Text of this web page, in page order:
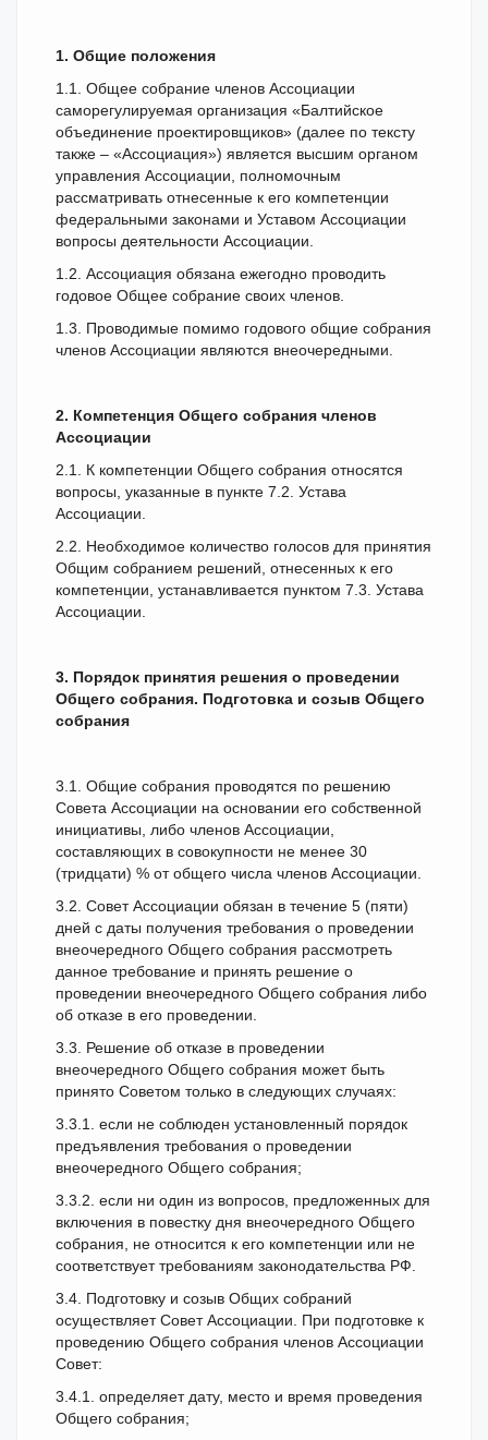
1. Общие положения
1.1. Общее собрание членов Ассоциации
саморегулируемая организация «Балтийское
объединение проектировщиков» (далее по тексту
также – «Ассоциация») является высшим органом
управления Ассоциации, полномочным
рассматривать отнесенные к его компетенции
федеральными законами и Уставом Ассоциации
вопросы деятельности Ассоциации.
1.2. Ассоциация обязана ежегодно проводить
годовое Общее собрание своих членов.
1.3. Проводимые помимо годового общие собрания
членов Ассоциации являются внеочередными.
2. Компетенция Общего собрания членов
Ассоциации
2.1. К компетенции Общего собрания относятся
вопросы, указанные в пункте 7.2. Устава
Ассоциации.
2.2. Необходимое количество голосов для принятия
Общим собранием решений, отнесенных к его
компетенции, устанавливается пунктом 7.3. Устава
Ассоциации.
3. Порядок принятия решения о проведении
Общего собрания. Подготовка и созыв Общего
собрания
3.1. Общие собрания проводятся по решению
Совета Ассоциации на основании его собственной
инициативы, либо членов Ассоциации,
составляющих в совокупности не менее 30
(тридцати) % от общего числа членов Ассоциации.
3.2. Совет Ассоциации обязан в течение 5 (пяти)
дней с даты получения требования о проведении
внеочередного Общего собрания рассмотреть
данное требование и принять решение о
проведении внеочередного Общего собрания либо
об отказе в его проведении.
3.3. Решение об отказе в проведении
внеочередного Общего собрания может быть
принято Советом только в следующих случаях:
3.3.1. если не соблюден установленный порядок
предъявления требования о проведении
внеочередного Общего собрания;
3.3.2. если ни один из вопросов, предложенных для
включения в повестку дня внеочередного Общего
собрания, не относится к его компетенции или не
соответствует требованиям законодательства РФ.
3.4. Подготовку и созыв Общих собраний
осуществляет Совет Ассоциации. При подготовке к
проведению Общего собрания членов Ассоциации
Совет:
3.4.1. определяет дату, место и время проведения
Общего собрания;